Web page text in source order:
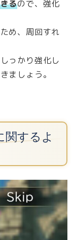
るので、強化
め、周回すれ
っかり強化し
ましょう。
関するよ